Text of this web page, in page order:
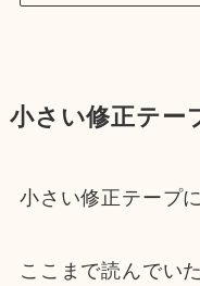
小さい修正テー
小さい修正テープ
ここまで読んでい